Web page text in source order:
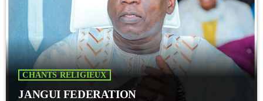
CHANTS RELIGIEUX
JANGUI FEDERATION